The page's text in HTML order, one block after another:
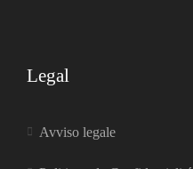
Legal
Avviso legale